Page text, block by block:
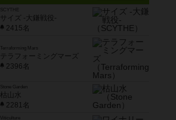
SCYTHE
サイズ -大鎌戦役-
2415名
Terraforming Mars
テラフォーミングマーズ
2396名
Stone Garden
枯山水
2281名
Viticulture